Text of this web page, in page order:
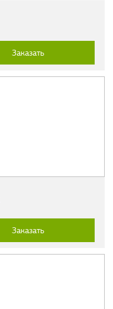
Заказать
Заказать